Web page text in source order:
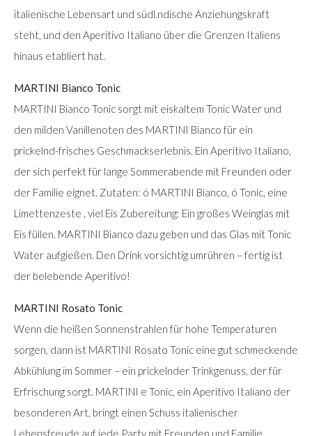
italienische Lebensart und südl.ndische Anziehungskraft
steht, und den Aperitivo Italiano über die Grenzen Italiens
hinaus etabliert hat.
MARTINI Bianco Tonic
MARTINI Bianco Tonic sorgt mit eiskaltem Tonic Water und
den milden Vanillenoten des MARTINI Bianco für ein
prickelnd-frisches Geschmackserlebnis. Ein Aperitivo Italiano,
der sich perfekt für lange Sommerabende mit Freunden oder
der Familie eignet. Zutaten: ó MARTINI Bianco, ó Tonic, eine
Limettenzeste , viel Eis Zubereitung: Ein großes Weinglas mit
Eis füllen. MARTINI Bianco dazu geben und das Glas mit Tonic
Water aufgießen. Den Drink vorsichtig umrühren – fertig ist
der belebende Aperitivo!
MARTINI Rosato Tonic
Wenn die heißen Sonnenstrahlen für hohe Temperaturen
sorgen, dann ist MARTINI Rosato Tonic eine gut schmeckende
Abkühlung im Sommer – ein prickelnder Trinkgenuss, der für
Erfrischung sorgt. MARTINI e Tonic, ein Aperitivo Italiano der
besonderen Art, bringt einen Schuss italienischer
Lebensfreude auf jede Party mit Freunden und Familie.